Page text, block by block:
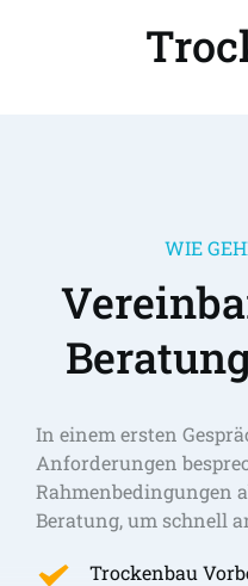
WIE
In einem ersten
Anforderungen
Rahmenbedingungen
Beratung, um schnell
Trockenbau